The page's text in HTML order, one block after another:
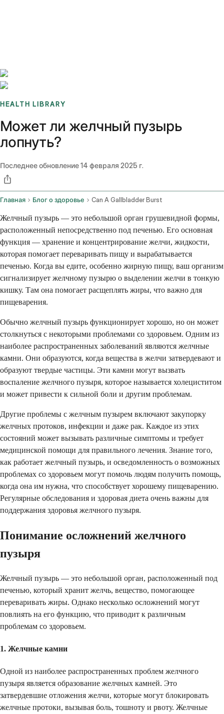
HEALTH LIBRARY
Может ли желчный пузырь
лопнуть?
Последнее обновление14 февраля 2025 г.
Главная Блог о здоровье Can A Gallbladder Burst
Желчный пузырь — это небольшой орган грушевидной формы,
расположенный непосредственно под печенью. Его основная
функция — хранение и концентрирование желчи, жидкости,
которая помогает переваривать пищу и вырабатывается
печенью. Когда вы едите, особенно жирную пищу, ваш организм
сигнализирует желчному пузырю о выделении желчи в тонкую
кишку. Там она помогает расщеплять жиры, что важно для
пищеварения.
Обычно желчный пузырь функционирует хорошо, но он может
столкнуться с некоторыми проблемами со здоровьем. Одним из
наиболее распространенных заболеваний являются желчные
камни. Они образуются, когда вещества в желчи затвердевают и
образуют твердые частицы. Эти камни могут вызвать
воспаление желчного пузыря, которое называется холециститом
и может привести к сильной боли и другим проблемам.
Другие проблемы с желчным пузырем включают закупорку
желчных протоков, инфекции и даже рак. Каждое из этих
состояний может вызывать различные симптомы и требует
медицинской помощи для правильного лечения. Знание того,
как работает желчный пузырь, и осведомленность о возможных
проблемах со здоровьем могут помочь людям получить помощь,
когда она им нужна, что способствует хорошему пищеварению.
Регулярные обследования и здоровая диета очень важны для
поддержания здоровья желчного пузыря.
Понимание осложнений желчного
пузыря
Желчный пузырь — это небольшой орган, расположенный под
печенью, который хранит желчь, вещество, помогающее
переваривать жиры. Однако несколько осложнений могут
повлиять на его функцию, что приводит к различным
проблемам со здоровьем.
1. Желчные камни
Одной из наиболее распространенных проблем желчного
пузыря является образование желчных камней. Это
затвердевшие отложения желчи, которые могут блокировать
желчные протоки, вызывая боль, тошноту и рвоту. Желчные